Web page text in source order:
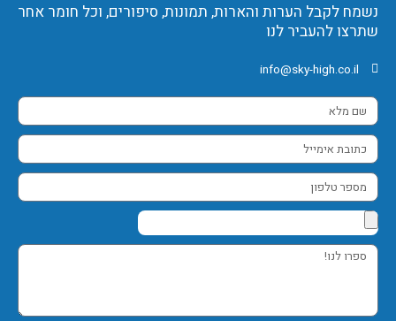
נשמח לקבל הערות והארות, תמונות, סיפורים, וכל חומר אחר
שתרצו להעביר לנו
info@sky-high.co.il
שם
מלא
כתובת
אימייל
מספר
טלפון
ספרו